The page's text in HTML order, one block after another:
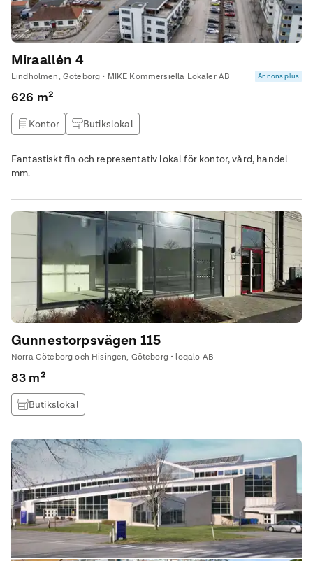
Miraallén 4
Lindholmen, Göteborg • MIKE Kommersiella Lokaler AB Annons plus
626 m²
Kontor Butikslokal
Fantastiskt fin och representativ lokal för kontor, vård, handel
mm.
Gunnestorpsvägen 115
Norra Göteborg och Hisingen, Göteborg • loqalo AB
83 m²
Butikslokal